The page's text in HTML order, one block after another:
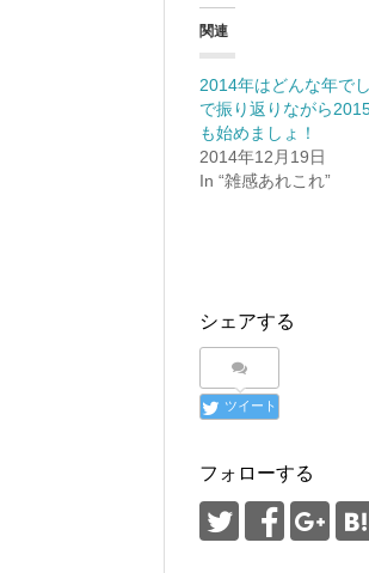
T
t
e
r
で
共
有
(
新
し
き
ま
す
る
に
ク
リ
ッ
ク
し
い
ィ
ド
ウ
で
す
関連
2014年はどんな年で
で振り返りながら
も始めましょ！
2014年12月19日
In “雑感あれこれ”
シェアする
ツイート
フォローする